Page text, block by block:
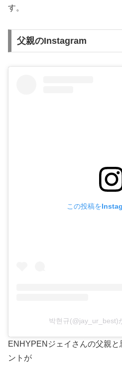
す。
父親のInstagram
この投稿を
박현규(@jay_ur_best)
ENHYPENジェイさんの父親と
ントが